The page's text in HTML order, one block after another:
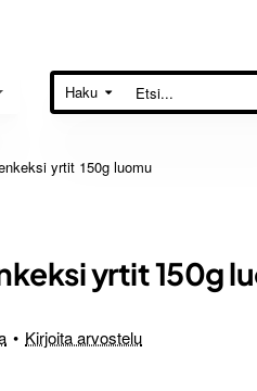
Haku
Etsi...
yrtit 150g luomu
yrtit 150g
• Kirjoita arvostelu